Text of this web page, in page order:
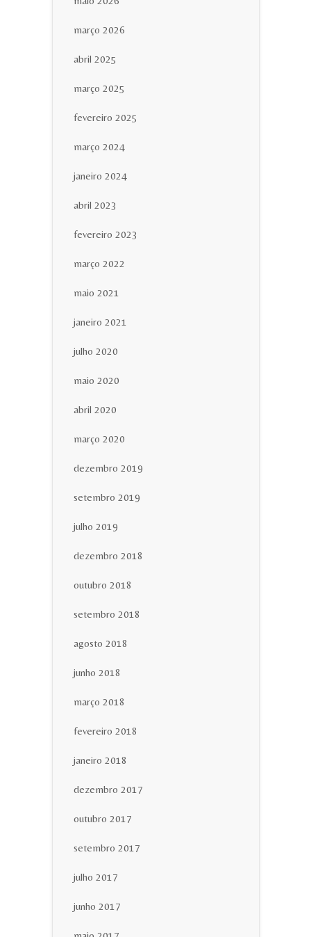
março 2026
abril 2025
março 2025
fevereiro 2025
março 2024
janeiro 2024
abril 2023
fevereiro 2023
março 2022
maio 2021
janeiro 2021
julho 2020
maio 2020
abril 2020
março 2020
dezembro 2019
setembro 2019
julho 2019
dezembro 2018
outubro 2018
setembro 2018
agosto 2018
junho 2018
março 2018
fevereiro 2018
janeiro 2018
dezembro 2017
outubro 2017
setembro 2017
julho 2017
junho 2017